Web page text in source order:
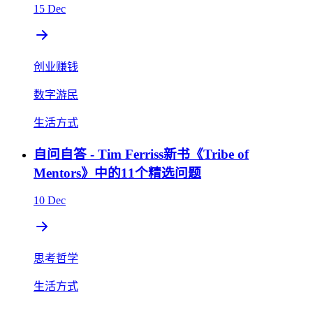
15 Dec
创业赚钱
数字游民
生活方式
自问自答 - Tim Ferriss新书《Tribe of
Mentors》中的11个精选问题
10 Dec
思考哲学
生活方式